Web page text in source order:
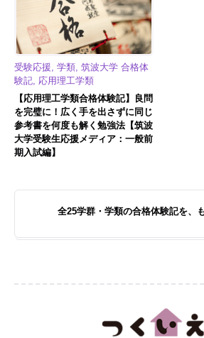
受験応援, 学類, 筑波大学 合格体
験記, 応用理工学類
【応用理工学類合格体験記】良問
を完璧に！広く手を出さずに同じ
参考書を何度も解く勉強法【筑波
大学受験生応援メディア：一般前
期入試編】
全25学群・学類の合格体験記を、